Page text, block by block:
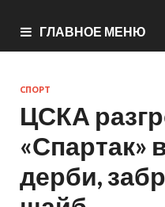
ГЛАВНОЕ МЕНЮ
СПОРТ
ЦСКА
«Спартак»
дерби,